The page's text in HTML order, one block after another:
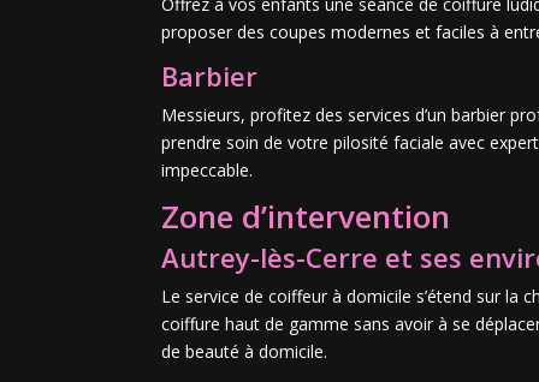
proposer des coupes modernes et faciles à
Barbier
Messieurs, profitez des services d’un barbier
prendre soin de votre pilosité faciale avec
impeccable.
Zone d’intervention
Autrey-lès-Cerre et ses
Le service de coiffeur à domicile s’étend sur la
coiffure haut de gamme sans avoir à se
de beauté à domicile.